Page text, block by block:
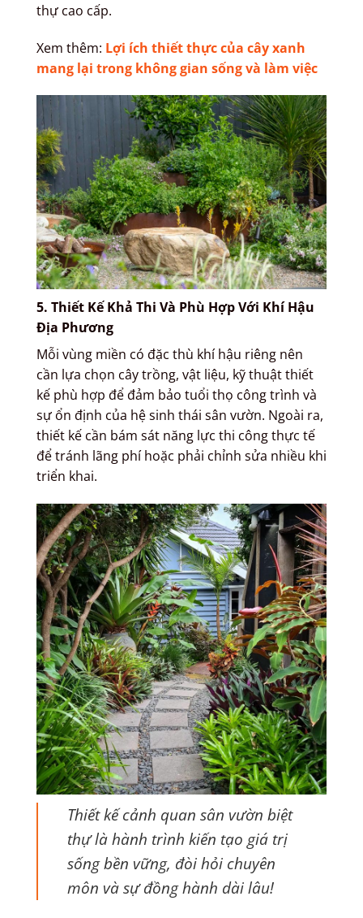
thự cao cấp.
Xem thêm: Lợi ích thiết thực của cây xanh
mang lại trong không gian sống và làm việc
5. Thiết Kế Khả Thi Và Phù Hợp Với Khí Hậu
Địa Phương
Mỗi vùng miền có đặc thù khí hậu riêng nên
cần lựa chọn cây trồng, vật liệu, kỹ thuật thiết
kế phù hợp để đảm bảo tuổi thọ công trình và
sự ổn định của hệ sinh thái sân vườn. Ngoài ra,
thiết kế cần bám sát năng lực thi công thực tế
để tránh lãng phí hoặc phải chỉnh sửa nhiều khi
triển khai.
Thiết kế cảnh quan sân vườn biệt
thự là hành trình kiến tạo giá trị
sống bền vững, đòi hỏi chuyên
môn và sự đồng hành dài lâu!